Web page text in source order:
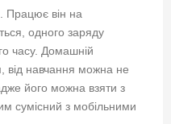
Працює він на
одного заряду
часу. Домашній
від навчання можна не
його можна взяти з
сумісний з мобільними